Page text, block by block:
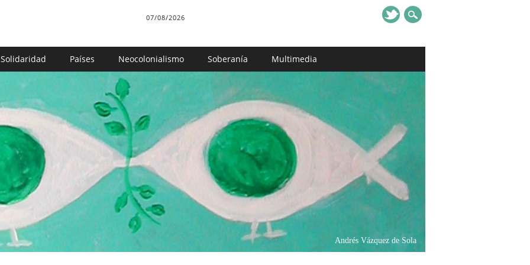
07/08/2026
Solidaridad Países Neocolonialismo Soberanía Multimedia
Andrés Vázquez de Sola